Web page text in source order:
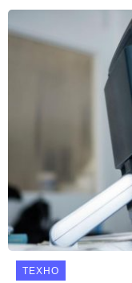
ТЕХНО